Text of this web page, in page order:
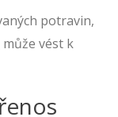
potravin,
vést k